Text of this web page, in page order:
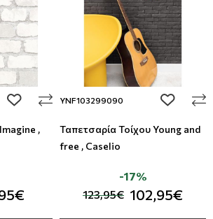
add to wishlist
,
YNF103299090 add to
Ταπετσαρία Τοίχου Young and
free , Caselio
123,95€ 102,95€
-17%